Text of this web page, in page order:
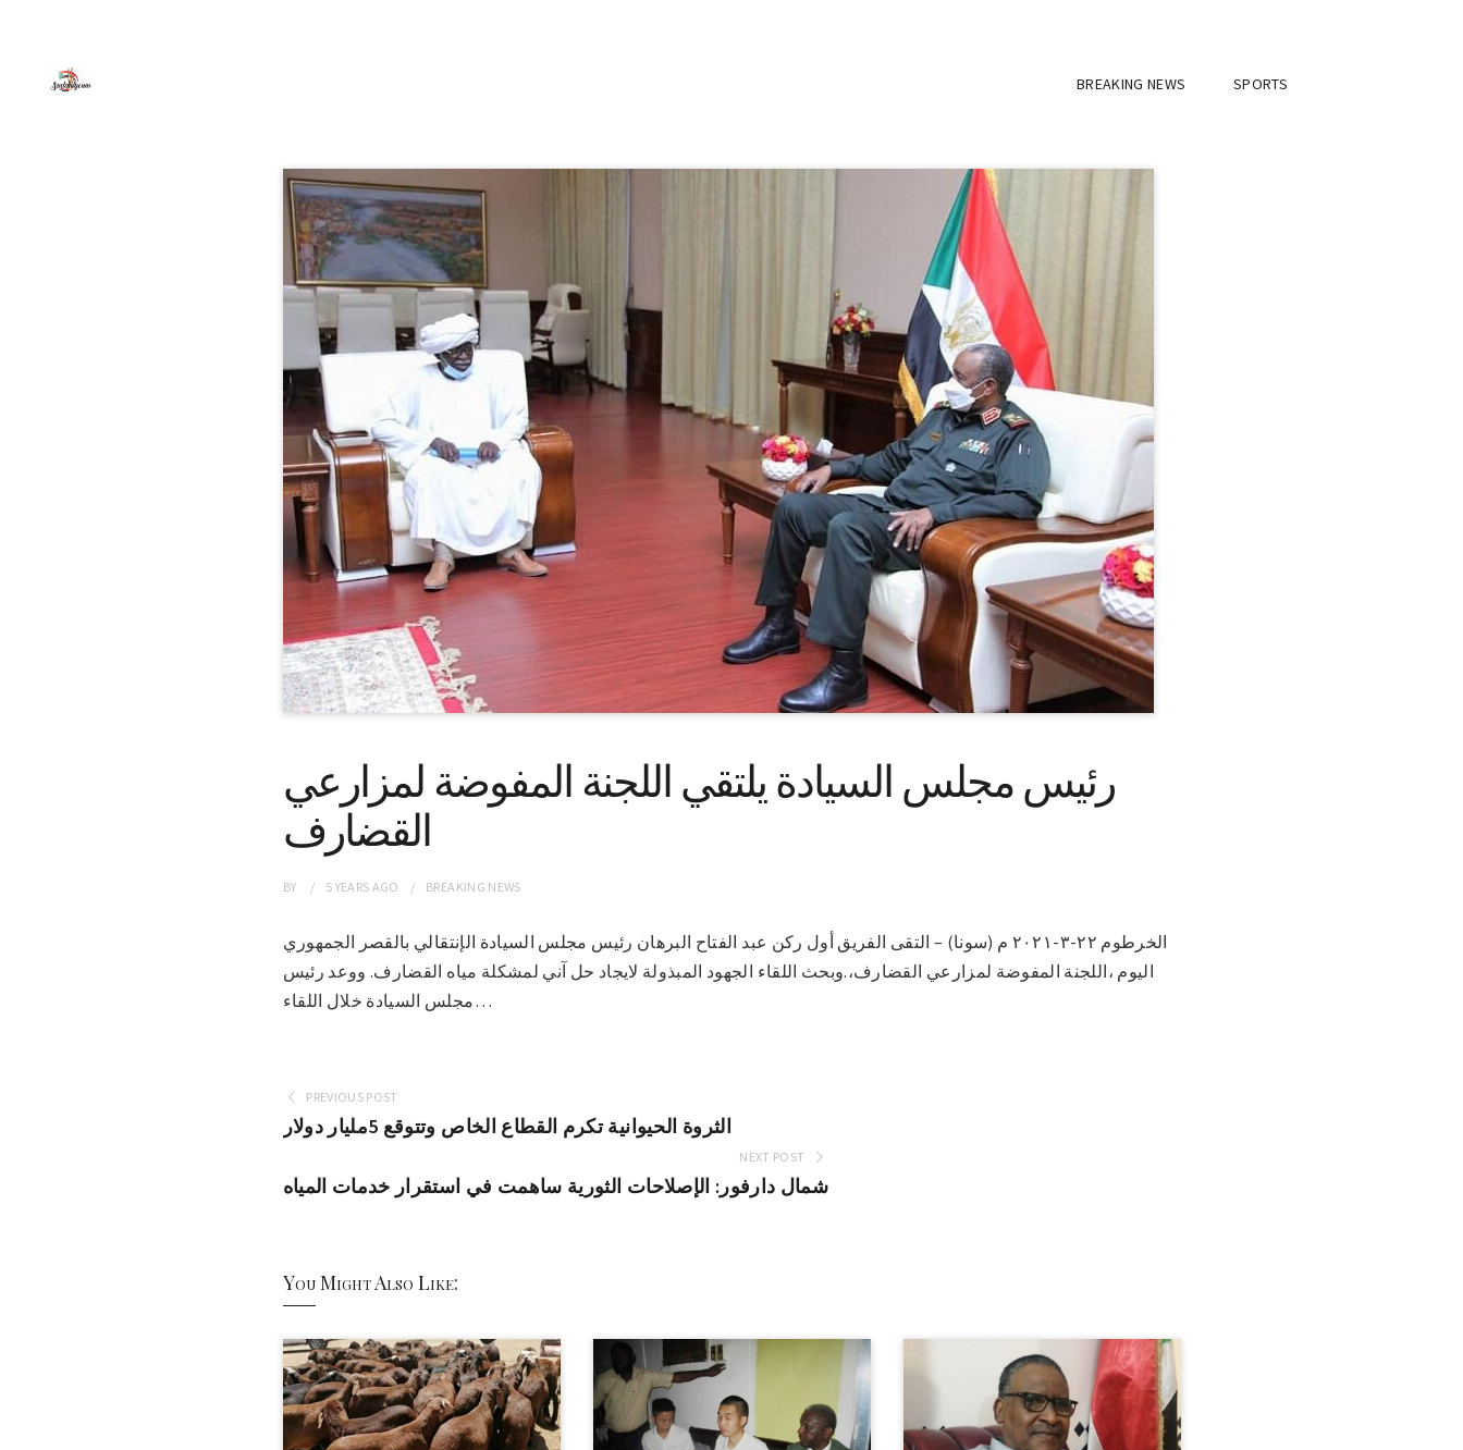
BREAKING NEWS SPORTS
رئيس مجلس السيادة يلتقي اللجنة المفوضة لمزارعي
القضارف
BY 5 YEARS AGO BREAKING NEWS
الخرطوم ٢٢-٣-٢٠٢١ م (سونا) – التقى الفريق أول ركن عبد الفتاح البرهان رئيس مجلس السيادة الإنتقالي بالقصر الجمهوري
اليوم ،اللجنة المفوضة لمزارعي القضارف،.وبحث اللقاء الجهود المبذولة لايجاد حل آني لمشكلة مياه القضارف. ووعد رئيس
مجلس السيادة خلال اللقاء…
PREVIOUS POST
الثروة الحيوانية تكرم القطاع الخاص وتتوقع 5مليار دولار
NEXT POST
شمال دارفور: الإصلاحات الثورية ساهمت في استقرار خدمات المياه
You Might Also Like: